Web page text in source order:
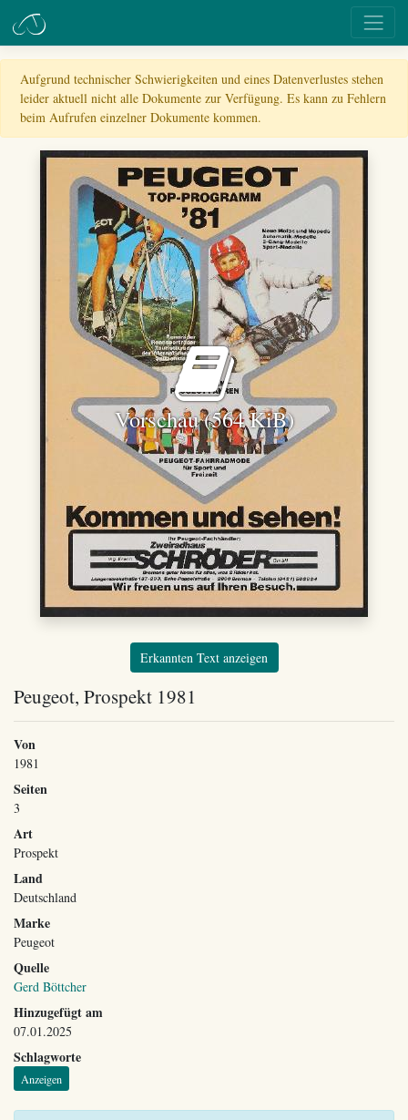
Aufgrund technischer Schwierigkeiten und eines Datenverlustes stehen
leider aktuell nicht alle Dokumente zur Verfügung. Es kann zu Fehlern
beim Aufrufen einzelner Dokumente kommen.
Vorschau (564 KiB)
Erkannten Text anzeigen
Peugeot, Prospekt 1981
Von
1981
Seiten
3
Art
Prospekt
Land
Deutschland
Marke
Peugeot
Quelle
Gerd Böttcher
Hinzugefügt am
07.01.2025
Schlagworte
Anzeigen